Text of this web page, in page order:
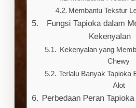
Membantu Tekstur
Fungsi Tapioka dalam
Kekenyalan
Kekenyalan yang
Chewy
Terlalu Banyak Tapioka
Alot
Perbedaan Peran